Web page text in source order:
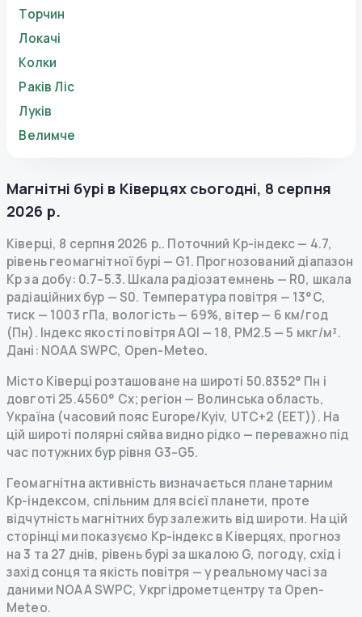
Торчин
Локачі
Колки
Раків Ліс
Луків
Велимче
Магнітні бурі в Ківерцях сьогодні, 8 серпня
2026 р.
Ківерці, 8 серпня 2026 р.. Поточний Kp-індекс— 4.7,
рівень геомагнітної бурі — G1. Прогнозований діапазон
Kp за добу: 0.7–5.3. Шкала радіозатемнень — R0, шкала
радіаційних бур — S0. Температура повітря — 13°C,
тиск — 1003 гПа, вологість — 69%, вітер — 6 км/год
(Пн). Індекс якості повітря AQI — 18, PM2.5 — 5 мкг/м³.
Дані: NOAA SWPC, Open-Meteo.
Місто Ківерці розташоване на широті 50.8352° Пн і
довготі 25.4560° Сх; регіон — Волинська область,
Україна (часовий пояс Europe/Kyiv, UTC+2 (EET)). На
цій широті полярні сяйва видно рідко — переважно під
час потужних бур рівня G3–G5.
Геомагнітна активність визначається планетарним
Kp-індексом, спільним для всієї планети, проте
відчутність магнітних бур залежить від широти. На цій
сторінці ми показуємо Kp-індекс в Ківерцях, прогноз
на 3 та 27 днів, рівень бурі за шкалою G, погоду, схід і
захід сонця та якість повітря — у реальному часі за
даними NOAA SWPC, Укргідрометцентру та Open-
Meteo.